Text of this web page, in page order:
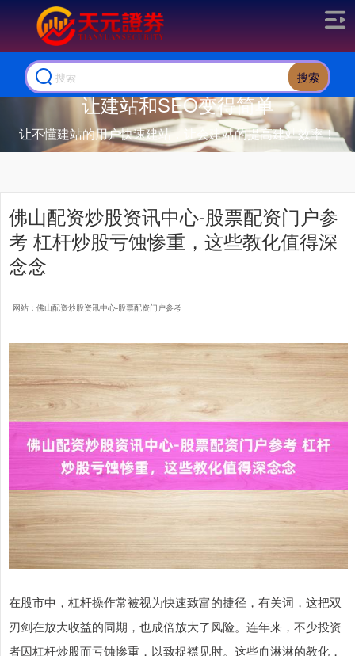
搜索
让建站和SEO变得简单
让不懂建站的用户快速建站，让会建站的提高建站效率！
佛山配资炒股资讯中心-股票配资门户参
考 杠杆炒股亏蚀惨重，这些教化值得深
念念
网站：佛山配资炒股资讯中心-股票配资门户参考
在股市中，杠杆操作常被视为快速致富的捷径，有关词，这把双
刃剑在放大收益的同期，也成倍放大了风险。连年来，不少投资
者因杠杆炒股而亏蚀惨重，以致捉襟见肘。这些血淋淋的教化，